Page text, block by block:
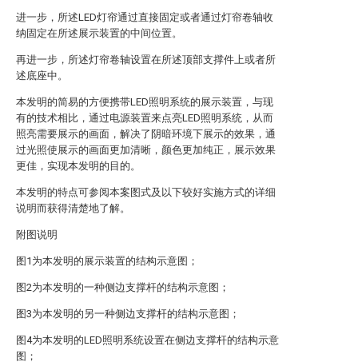
进一步，所述LED灯帘通过直接固定或者通过灯帘卷轴收
纳固定在所述展示装置的中间位置。
再进一步，所述灯帘卷轴设置在所述顶部支撑件上或者所
述底座中。
本发明的简易的方便携带LED照明系统的展示装置，与现
有的技术相比，通过电源装置来点亮LED照明系统，从而
照亮需要展示的画面，解决了阴暗环境下展示的效果，通
过光照使展示的画面更加清晰，颜色更加纯正，展示效果
更佳，实现本发明的目的。
本发明的特点可参阅本案图式及以下较好实施方式的详细
说明而获得清楚地了解。
附图说明
图1为本发明的展示装置的结构示意图；
图2为本发明的一种侧边支撑杆的结构示意图；
图3为本发明的另一种侧边支撑杆的结构示意图；
图4为本发明的LED照明系统设置在侧边支撑杆的结构示意
图；